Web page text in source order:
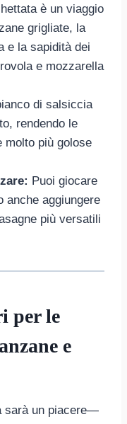
è un viaggio
grigliate, la
e la sapidità dei
e mozzarella
di salsiccia
rendendo le
molto più golose
Puoi giocare
anche aggiungere
più versatili
per le
e
sarà un piacere—